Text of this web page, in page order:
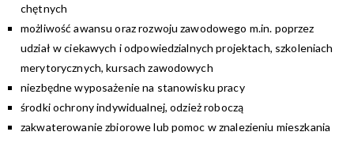
chętnych
możliwość awansu oraz rozwoju zawodowego m.in. poprzez
udział w ciekawych i odpowiedzialnych projektach, szkoleniach
merytorycznych, kursach zawodowych
niezbędne wyposażenie na stanowisku pracy
środki ochrony indywidualnej, odzież roboczą
zakwaterowanie zbiorowe lub pomoc w znalezieniu mieszkania